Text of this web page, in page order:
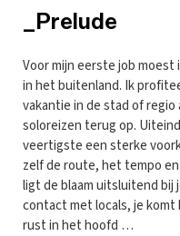
_Prelude
Voor mijn eerste job
in het buitenland. Ik
vakantie in de stad of
soloreizen terug op.
veertigste een sterke
zelf de route, het tempo
ligt de blaam uitsluitend bij
contact met locals, je
rust in het hoofd …